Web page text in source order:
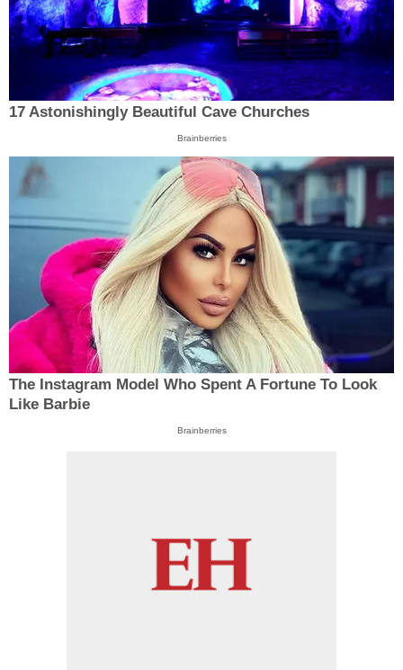
17 Astonishingly Beautiful Cave Churches
Brainberries
The Instagram Model Who Spent A Fortune To Look
Like Barbie
Brainberries